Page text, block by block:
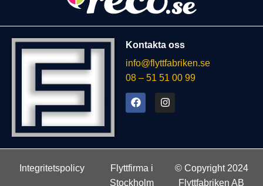
Kontakta oss
info@flyttfabriken.se
08 – 51 51 00 99
Integritetspolicy
Flyttfirma i
Stockholm
© Copyright 2024
Flyttfabriken AB